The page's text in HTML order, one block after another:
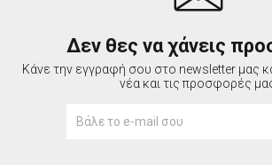
Δεν θες να χάνεις
Κάνε την εγγραφή σου στο newsletter μας
νέα και τις προσφορές